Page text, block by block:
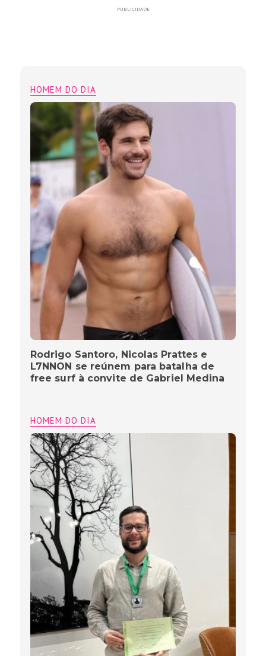
PUBLICIDADE
HOMEM DO DIA
Rodrigo Santoro, Nicolas Prattes e
L7NNON se reúnem para batalha de
free surf à convite de Gabriel Medina
HOMEM DO DIA